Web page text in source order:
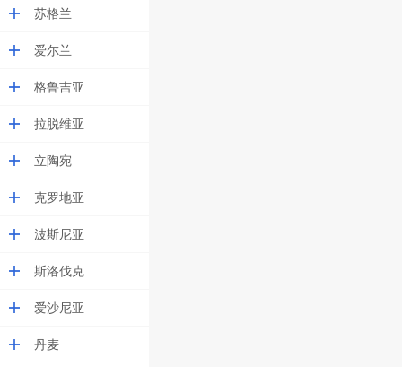
苏格兰
爱尔兰
格鲁吉亚
拉脱维亚
立陶宛
克罗地亚
波斯尼亚
斯洛伐克
爱沙尼亚
丹麦